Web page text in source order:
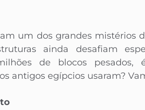
um dos grandes mistérios
ainda desafiam
de blocos pesados,
antigos egípcios usaram?